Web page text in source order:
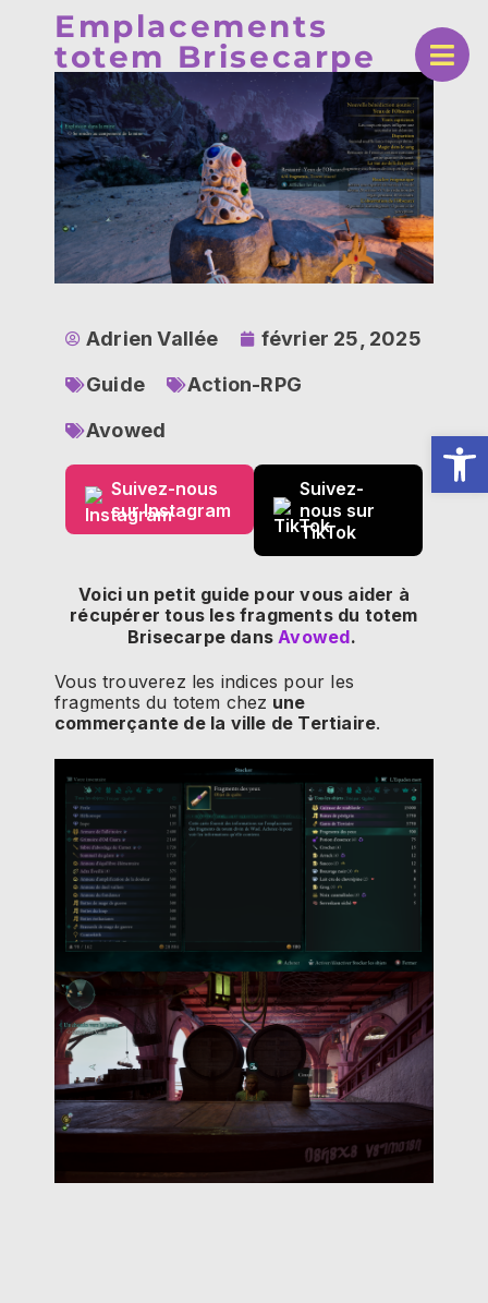
Emplacements
totem Brisecarpe
Adrien Vallée
février 25, 2025
Guide
Action-RPG
Avowed
Suivez-nous
sur Instagram
Suivez-
nous sur
TikTok
Voici un petit guide pour vous aider à
récupérer tous les fragments du totem
Brisecarpe dans Avowed.
Vous trouverez les indices pour les
fragments du totem chez une
commerçante de la ville de Tertiaire.